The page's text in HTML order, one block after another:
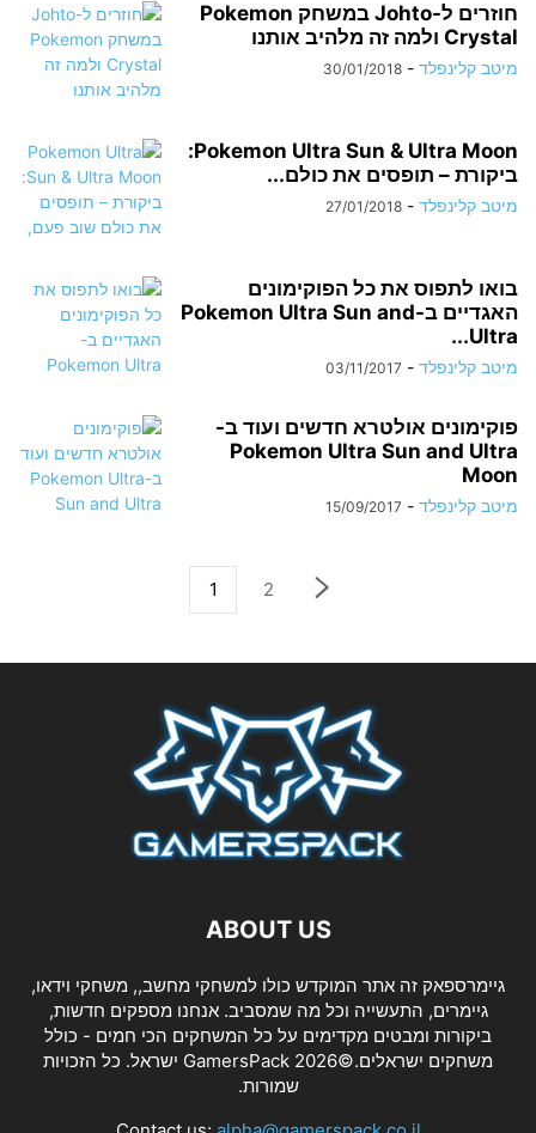
חוזרים ל-Johto במשחק Pokemon
Crystal ולמה זה מלהיב אותנו
מיטב קלינפלד -
30/01/2018
Pokemon Ultra Sun & Ultra Moon:
ביקורת – תופסים את כולם...
מיטב קלינפלד -
27/01/2018
בואו לתפוס את כל הפוקימונים
האגדיים ב-Pokemon Ultra Sun and
Ultra...
מיטב קלינפלד -
03/11/2017
פוקימונים אולטרא חדשים ועוד ב-
Pokemon Ultra Sun and Ultra
Moon
מיטב קלינפלד -
15/09/2017
1 2
ABOUT US
גיימרספאק זה אתר המוקדש כולו למשחקי מחשב,, משחקי וידאו,
גיימרים, התעשייה וכל מה שמסביב. אנחנו מספקים חדשות,
ביקורות ומבטים מקדימים על כל המשחקים הכי חמים - כולל
משחקים ישראלים.©2026 GamersPack ישראל. כל הזכויות
שמורות.